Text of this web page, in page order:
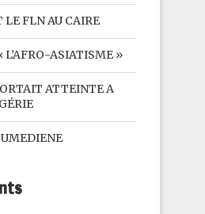
LE FLN AU CAIRE
L’AFRO-ASIATISME »
ATTEINTE A